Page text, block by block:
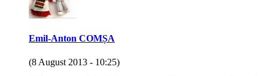
Emil-Anton COMȘA
(8 August 2013 - 10:25)